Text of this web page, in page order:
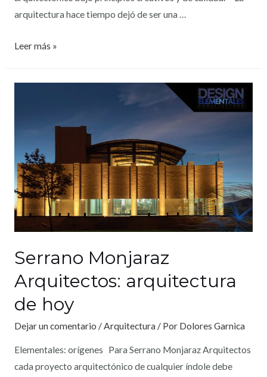
arquitectura hace tiempo dejó de ser una …
Leer más »
Serrano Monjaraz
Arquitectos: arquitectura
de hoy
Dejar un comentario / Arquitectura / Por Dolores Garnica
Elementales: orígenes Para Serrano Monjaraz Arquitectos
cada proyecto arquitectónico de cualquier índole debe